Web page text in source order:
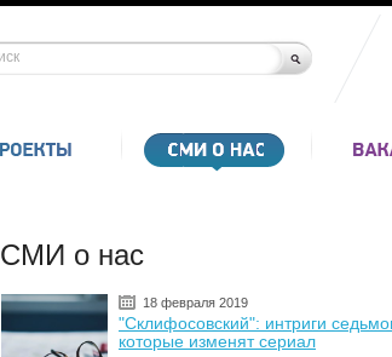
СМИ о нас
18 февраля 2019
"Склифосовский": интриги
которые изменят сериал